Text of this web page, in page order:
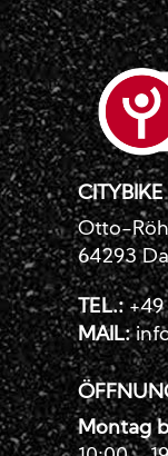
Otto-
64293
TEL.:+49
MAIL:
Montag